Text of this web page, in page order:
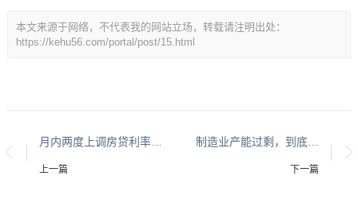
本文来源于网络，不代表我的网站立场，转载请注明出处：
https://kehu56.com/portal/post/15.html
月内两度上调房贷利率， 银行等不及了
上一篇
制造业产能过剩，到底怎么个过
下一篇